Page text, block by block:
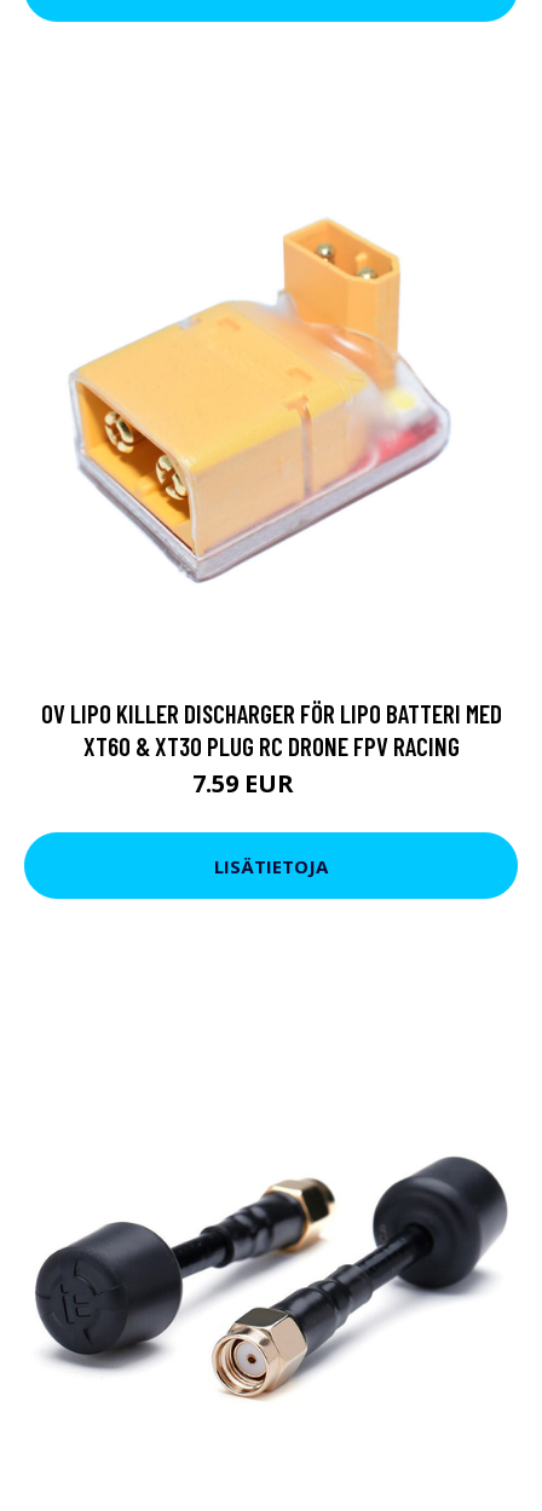
0V LIPO KILLER DISCHARGER FÖR LIPO BATTERI MED
XT60 & XT30 PLUG RC DRONE FPV RACING
7.59 EUR
LISÄTIETOJA